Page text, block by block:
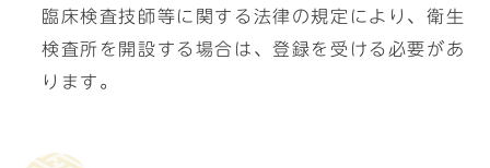
臨床検査技師等に関する法律の規定により、衛生
検査所を開設する場合は、登録を受ける必要があ
ります。